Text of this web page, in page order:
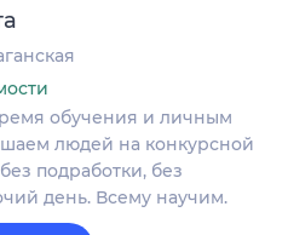
обучения и личным
людей на конкурсной
подработки, без
день. Всему научим.